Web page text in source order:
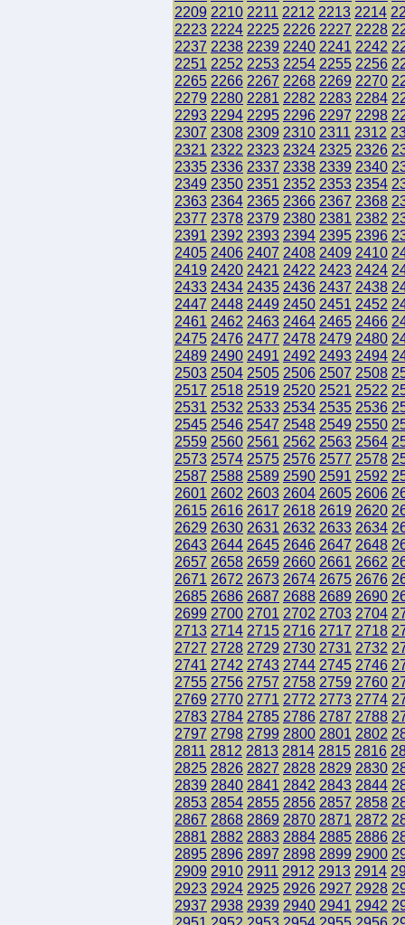
2209 2210 2211 2212 2213 2214
2223 2224 2225 2226 2227 2228
2237 2238 2239 2240 2241 2242
2251 2252 2253 2254 2255 2256
2265 2266 2267 2268 2269 2270
2279 2280 2281 2282 2283 2284
2293 2294 2295 2296 2297 2298
2307 2308 2309 2310 2311 2312
2321 2322 2323 2324 2325 2326
2335 2336 2337 2338 2339 2340
2349 2350 2351 2352 2353 2354
2363 2364 2365 2366 2367 2368
2377 2378 2379 2380 2381 2382
2391 2392 2393 2394 2395 2396
2405 2406 2407 2408 2409 2410
2419 2420 2421 2422 2423 2424
2433 2434 2435 2436 2437 2438
2447 2448 2449 2450 2451 2452
2461 2462 2463 2464 2465 2466
2475 2476 2477 2478 2479 2480
2489 2490 2491 2492 2493 2494
2503 2504 2505 2506 2507 2508
2517 2518 2519 2520 2521 2522
2531 2532 2533 2534 2535 2536
2545 2546 2547 2548 2549 2550
2559 2560 2561 2562 2563 2564
2573 2574 2575 2576 2577 2578
2587 2588 2589 2590 2591 2592
2601 2602 2603 2604 2605 2606
2615 2616 2617 2618 2619 2620
2629 2630 2631 2632 2633 2634
2643 2644 2645 2646 2647 2648
2657 2658 2659 2660 2661 2662
2671 2672 2673 2674 2675 2676
2685 2686 2687 2688 2689 2690
2699 2700 2701 2702 2703 2704
2713 2714 2715 2716 2717 2718
2727 2728 2729 2730 2731 2732
2741 2742 2743 2744 2745 2746
2755 2756 2757 2758 2759 2760
2769 2770 2771 2772 2773 2774
2783 2784 2785 2786 2787 2788
2797 2798 2799 2800 2801 2802
2811 2812 2813 2814 2815 2816
2825 2826 2827 2828 2829 2830
2839 2840 2841 2842 2843 2844
2853 2854 2855 2856 2857 2858
2867 2868 2869 2870 2871 2872
2881 2882 2883 2884 2885 2886
2895 2896 2897 2898 2899 2900
2909 2910 2911 2912 2913 2914
2923 2924 2925 2926 2927 2928
2937 2938 2939 2940 2941 2942